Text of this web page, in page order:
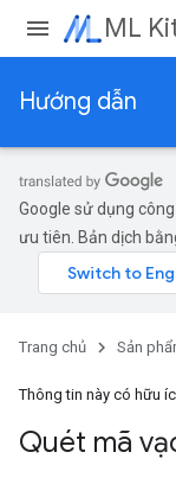
ML
Hướng dẫn
Google sử dụng
ưu tiên. Bản dịch
Trang chủ Sản
Thông tin này có hữu
Quét mã